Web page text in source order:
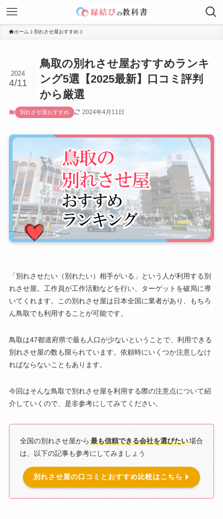
ホーム 別れさせ屋おすすめ
鳥取の別れさせ屋おすすめランキ
ング5選【2025最新】口コミ評判
から厳選
2024
4/11
別れさせ屋おすすめ 2024年4月11日
「別れさせたい（別れたい）相手がいる」という人が利用する別
れさせ屋。工作員が工作活動などを行い、ターゲットを破局に導
いてくれます。この別れさせ屋は日本全国に業者があり、もちろ
ん鳥取でも利用することが可能です。
鳥取は47都道府県で最も人口が少ないということで、利用できる
別れさせ屋の数も限られています。依頼時にいくつか注意しなけ
ればならないこともあります。
今回はそんな鳥取で別れさせ屋を利用する際の注意点について紹
介していくので、是非参考にしてみてください。
全国の別れさせ屋から 最も信頼できる会社を選びたい場合
は、以下の記事も参考にしてみましょう
別れさせ屋の口コミとおすすめ比較はこちら